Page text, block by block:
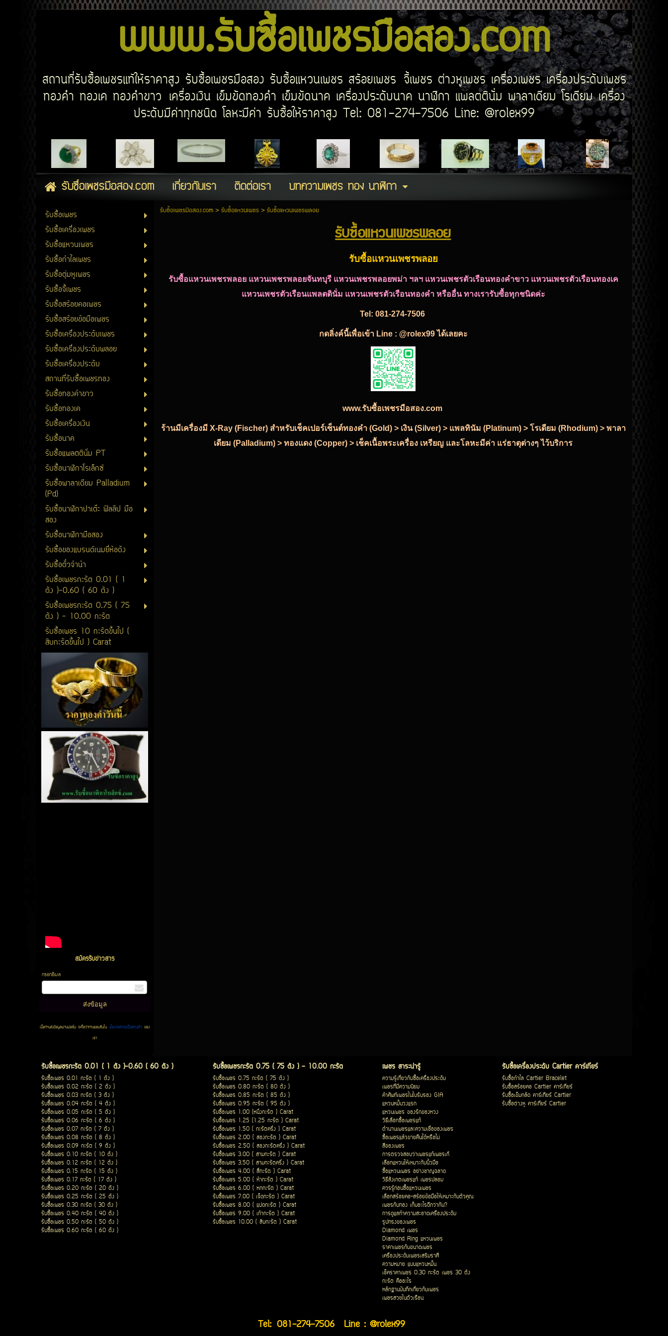
www.รับซื้อเพชรมือสอง.com
สถานที่รับซื้อเพชรแท้ให้ราคาสูง รับซื้อเพชรมือสอง รับซื้อแหวนเพชร สร้อยเพชร จี้เพชร ต่างหูเพชร เครื่องเพชร เครื่องประดับเพชร
ทองคำ ทองเค ทองคำขาว เครื่องเงิน เข็มขัดทองคำ เข็มขัดนาค เครื่องประดับนาค นาฬิกา แพลตตินั่ม พาลาเดียม โรเดียม เครื่อง
ประดับมีค่าทุกชนิด โลหะมีค่า รับซื้อให้ราคาสูง Tel: 081-274-7506 Line: @rolex99
รับซื้อเพชรมือสอง.com เกี่ยวกับเรา ติดต่อเรา บทความเพชร ทอง นาฬิกา
รับซื้อเพชร
รับซื้อเครื่องเพชร
รับซื้อแหวนเพชร
รับซื้อกำไลเพชร
รับซื้อตุ่มหูเพชร
รับซื้อจี้เพชร
รับซื้อสร้อยคอเพชร
รับซื้อสร้อยข้อมือเพชร
รับซื้อเครื่องประดับเพชร
รับซื้อเครื่องประดับพลอย
รับซื้อเครื่องประดับ
สถานที่รับซื้อเพชรทอง
รับซื้อทองคำขาว
รับซื้อทองเค
รับซื้อเครื่องเงิน
รับซื้อนาค
รับซื้อแพลตตินั่ม PT
รับซื้อนาฬิกาโรเล็กซ์
รับซื้อพาลาเดียม Palladium
(Pd)
รับซื้อนาฬิกาปาเต๊ะ ฟิลลิป มือ
สอง
รับซื้อนาฬิกามือสอง
รับซื้อของแบรนด์เนมยี่ห้อดัง
รับซื้อตั๋วจำนำ
รับซื้อเพชรกะรัต 0.01 ( 1
ตัง )-0.60 ( 60 ตัง )
รับซื้อเพชรกะรัต 0.75 ( 75
ตัง ) - 10.00 กะรัต
รับซื้อเพชร 10 กะรัตขึ้นไป (
สิบกะรัตขึ้นไป ) Carat
สมัครรับข่าวสาร
กรอกอีเมล
เมื่อท่านส่งข้อมูลผ่านฟอร์ม จะถือว่าท่านยอมรับในนโยบายความเป็นส่วนตัวของ
เรา
รับซื้อเพชรมือสอง.com> รับซื้อแหวนเพชร> รับซื้อแหวนเพชรพลอย
รับซื้อแหวนเพชรพลอย
รับซื้อแหวนเพชรพลอย
รับซื้อแหวนเพชรพลอยแหวนเพชรพลอยจันทบุรี แหวนเพชรพลอยพม่า ฯลฯ แหวนเพชรตัวเรือนทองคำขาว แหวนเพชรตัวเรือนทองเค
แหวนเพชรตัวเรือนแพลตตินั่ม แหวนเพชรตัวเรือนทองคำ หรืออื่น ทางเรารับซื้อทุกชนิดค่ะ
Tel: 081-274-7506
กดลิ่งค์นี้เพื่อเข้า Line : @rolex99 ได้เลยคะ
www.รับซื้อเพชรมือสอง.com
ร้านมีเครื่องมี X-Ray (Fischer) สำหรับเช็คเปอร์เซ็นต์ทองคำ (Gold) > เงิน (Silver) > แพลทินัม (Platinum) > โรเดียม (Rhodium) > พาลา
เดียม (Palladium) > ทองแดง (Copper) > เช็คเนื้อพระเครื่อง เหรียญ และโลหะมีค่า แร่ธาตุต่างๆ ไว้บริการ
รับซื้อเพชรกะรัต 0.01 ( 1 ตัง )-0.60 ( 60 ตัง )
รับซื้อเพชร 0.01 กะรัต ( 1 ตัง )
รับซื้อเพชร 0.02 กะรัต ( 2 ตัง )
รับซื้อเพชร 0.03 กะรัต ( 3 ตัง )
รับซื้อเพชร 0.04 กะรัต ( 4 ตัง )
รับซื้อเพชร 0.05 กะรัต ( 5 ตัง )
รับซื้อเพชร 0.06 กะรัต ( 6 ตัง )
รับซื้อเพชร 0.07 กะรัต ( 7 ตัง )
รับซื้อเพชร 0.08 กะรัต ( 8 ตัง )
รับซื้อเพชร 0.09 กะรัต ( 9 ตัง )
รับซื้อเพชร 0.10 กะรัต ( 10 ตัง )
รับซื้อเพชร 0.12 กะรัต ( 12 ตัง )
รับซื้อเพชร 0.15 กะรัต ( 15 ตัง )
รับซื้อเพชร 0.17 กะรัต ( 17 ตัง )
รับซื้อเพชร 0.20 กะรัต ( 20 ตัง )
รับซื้อเพชร 0.25 กะรัต ( 25 ตัง )
รับซื้อเพชร 0.30 กะรัต ( 30 ตัง )
รับซื้อเพชร 0.40 กะรัต ( 40 ตัง )
รับซื้อเพชร 0.50 กะรัต ( 50 ตัง )
รับซื้อเพชร 0.60 กะรัต ( 60 ตัง )
รับซื้อเพชรกะรัต 0.75 ( 75 ตัง ) - 10.00 กะรัต
รับซื้อเพชร 0.75 กะรัต ( 75 ตัง )
รับซื้อเพชร 0.80 กะรัต ( 80 ตัง )
รับซื้อเพชร 0.85 กะรัต ( 85 ตัง )
รับซื้อเพชร 0.95 กะรัต ( 95 ตัง )
รับซื้อเพชร 1.00 (หนึ่งกะรัต ) Carat
รับซื้อเพชร 1.25 (1.25 กะรัต ) Carat
รับซื้อเพชร 1.50 ( กะรัตครึ่ง ) Carat
รับซื้อเพชร 2.00 ( สองกะรัต ) Carat
รับซื้อเพชร 2.50 ( สองกะรัตครึ่ง ) Carat
รับซื้อเพชร 3.00 ( สามกะรัต ) Carat
รับซื้อเพชร 3.50 ( สามกะรัตครึ่ง ) Carat
รับซื้อเพชร 4.00 ( สี่กะรัต ) Carat
รับซื้อเพชร 5.00 ( ห้ากะรัต ) Carat
รับซื้อเพชร 6.00 ( หกกะรัต ) Carat
รับซื้อเพชร 7.00 ( เจ็ดกะรัต ) Carat
รับซื้อเพชร 8.00 ( แปดกะรัต ) Carat
รับซื้อเพชร 9.00 ( เก้ากะรัต ) Carat
รับซื้อเพชร 10.00 ( สิบกะรัต ) Carat
เพชร สาระน่ารู้
ความรู้เกี่ยวกับซื้อเครื่องประดับ
เพชรที่มีความนิยม
คำศัพท์เพชรในใบรับรอง GIA
แหวนหมั้นวงแรก
แหวนเพชร ของรักของหวง
วิธีเลือกซื้อเพชรแท้
ตำนานเพชรและความเชื่อของเพชร
ซื้อเพชรแล้วขายคืนได้หรือไม่
สีของเพชร
การตรวจสอบว่าเพชรแท้เพชรเก๊
เลือกแหวนให้เหมาะกับนิ้วมือ
ซื้อแหวนเพชร อย่างชาญฉลาด
วิธีสังเกตเพชรแท้ เพชรปลอม
ควรรู้ก่อนซื้อแหวนเพชร
เลือกสร้อยคอ-สร้อยข้อมือให้เหมาะกับตัวคุณ
เพชรกับทอง เก็บอะไรดีกว่ากัน?
การดูแลทำความสะอาดเครื่องประดับ
รูปทรงของเพชร
Diamond เพชร
Diamond Ring แหวนเพชร
ราคาเพชรกับขนาดเพชร
เครื่องประดับเพชรเสริมราศี
ความหมาย แบบแหวนหมั้น
เช็คราคาเพชร 0.30 กะรัต เพชร 30 ตัง
กะรัต คืออะไร
หลักฐานบันทึกเกี่ยวกับเพชร
เพชรสวยในตัวเรือน
รับซื้อเครื่องประดับ Cartier คาร์เทียร์
รับซื้อกำไล Cartier Bracelet
รับซื้อสร้อยคอ Cartier คาร์เทียร์
รับซื้อเข็มกลัด คาร์เทียร์ Cartier
รับซื้อต่างหู คาร์เทียร์ Cartier
Tel: 081-274-7506
Line : @rolex99